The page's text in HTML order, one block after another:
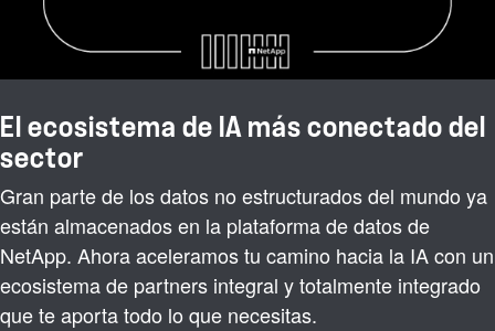
El ecosistema de IA más conectado del
sector
Gran parte de los datos no estructurados del mundo ya
están almacenados en la plataforma de datos de
NetApp. Ahora aceleramos tu camino hacia la IA con un
ecosistema de partners integral y totalmente integrado
que te aporta todo lo que necesitas.